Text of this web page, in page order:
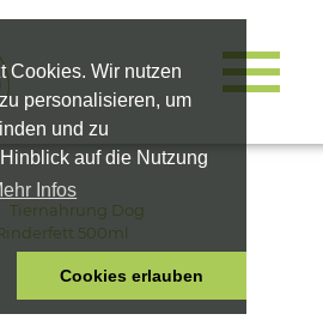
Cookies. Wir nutzen
personalisieren, um
und zu
auf die Nutzung
Infos
Cookies erlauben
Tiernahrung Dog
500ml